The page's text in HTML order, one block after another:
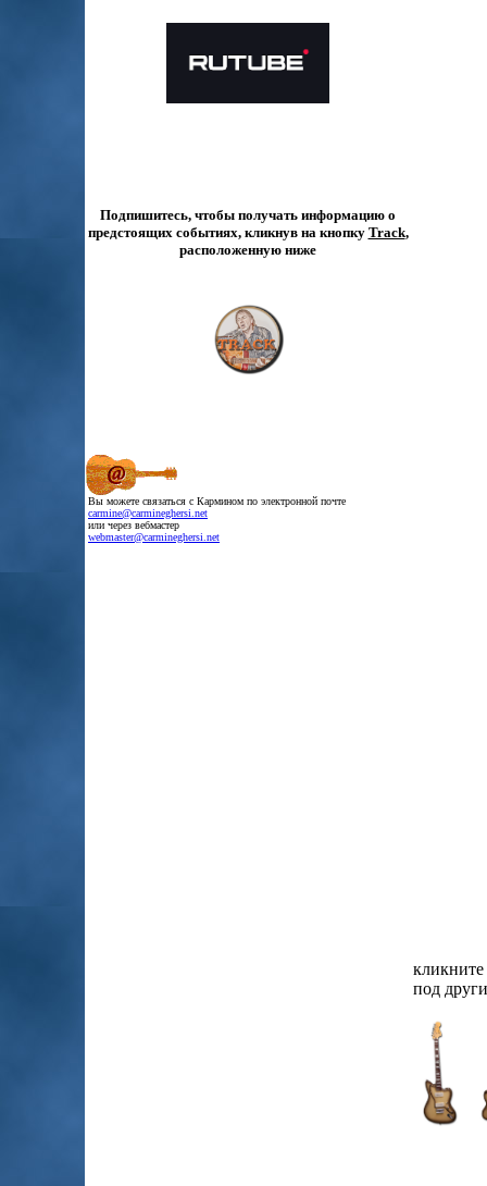
Подпишитесь, чтобы получать информацию о
предстоящих событиях, кликнув на кнопку Track,
расположенную ниже
Вы можете связаться с Кармином по электронной почте
carmine@carmineghersi.net
или через вебмастер
webmaster@carmineghersi.net
под